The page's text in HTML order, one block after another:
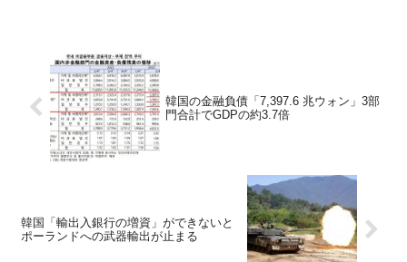
韓国の金融負債「7,397.6 兆ウォン」3部
門合計でGDPの約3.7倍
韓国「輸出入銀行の増資」ができないと
ポーランドへの武器輸出が止まる